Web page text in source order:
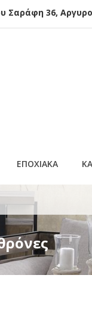
Σαράφη 36,
ΕΠΟΧΙΑΚΑ